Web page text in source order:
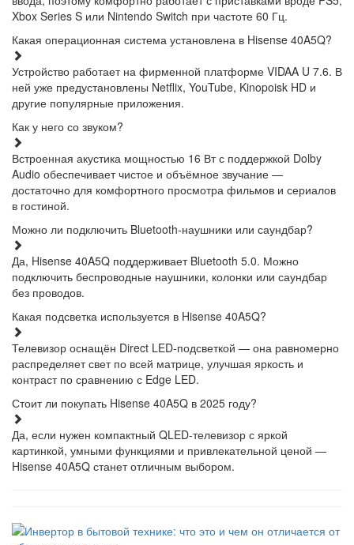
Xbox Series S или Nintendo Switch при частоте 60 Гц.
Какая операционная система установлена в Hisense 40A5Q?
Устройство работает на фирменной платформе VIDAA U 7.6. В
ней уже предустановлены Netflix, YouTube, Kinopoisk HD и
другие популярные приложения.
Как у него со звуком?
Встроенная акустика мощностью 16 Вт с поддержкой Dolby
Audio обеспечивает чистое и объёмное звучание —
достаточно для комфортного просмотра фильмов и сериалов
в гостиной.
Можно ли подключить Bluetooth-наушники или саундбар?
Да, Hisense 40A5Q поддерживает Bluetooth 5.0. Можно
подключить беспроводные наушники, колонки или саундбар
без проводов.
Какая подсветка используется в Hisense 40A5Q?
Телевизор оснащён Direct LED-подсветкой — она равномерно
распределяет свет по всей матрице, улучшая яркость и
контраст по сравнению с Edge LED.
Стоит ли покупать Hisense 40A5Q в 2025 году?
Да, если нужен компактный QLED-телевизор с яркой
картинкой, умными функциями и привлекательной ценой —
Hisense 40A5Q станет отличным выбором.